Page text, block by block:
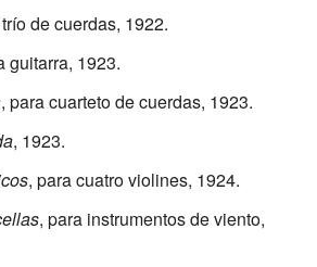
de cuerdas, 1922.
guitarra, 1923.
, para cuarteto de cuerdas, 1923.
, 1923.
, para cuatro violines, 1924.
, para instrumentos de viento,